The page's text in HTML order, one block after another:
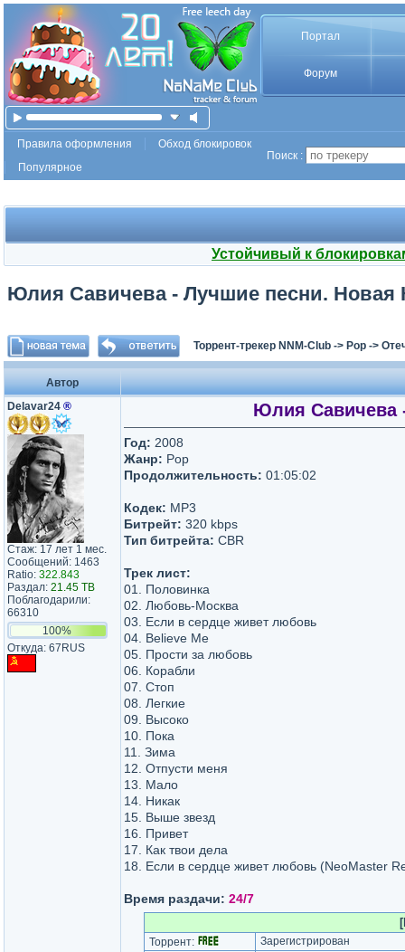
Портал
Форум
Правила оформления
Обход блокировок
Популярное
Поиск :
Устойчивый к
Юлия Савичева - Лучшие песни. Новая
Торрент-трекер NNM-Club -> Pop ->
Автор
Delavar24 ®
Стаж: 17 лет 1 мес.
Сообщений: 1463
Ratio: 322.843
Раздал: 21.45 TB
Поблагодарили:
66310
100%
Откуда: 67RUS
Юлия Савичева
Год: 2008
Жанр: Pop
Продолжительность: 01:05:02
Кодек: MP3
Битрейт: 320 kbps
Тип битрейта: CBR
Трек лист:
01. Половинка
02. Любовь-Москва
03. Если в сердце живет любовь
04. Believe Me
05. Прости за любовь
06. Корабли
07. Стоп
08. Легкие
09. Высоко
10. Пока
11. Зима
12. Отпусти меня
13. Мало
14. Никак
15. Выше звезд
16. Привет
17. Как твои дела
18. Если в сердце живет любовь (NeoMaster
Время раздачи: 24/7
Торрент:
Зарегистрирован